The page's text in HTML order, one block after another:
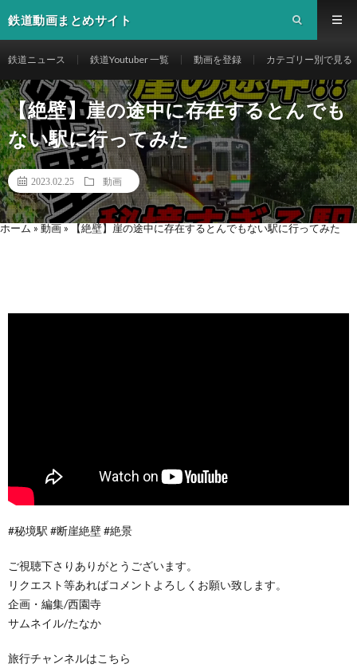
鉄道動画まとめサイト
鉄道ニュース 鉄道Youtuber 一覧 動画を登録 カテゴリー別で見る
【絶壁】崖の途中に存在するとんでも
ない駅に行ってみた
2023.02.25 動画
ホーム » 動画 » 【絶壁】崖の途中に存在するとんでもない駅に行ってみた
#秘境駅 #断崖絶壁 #絶景
ご視聴下さりありがとうございます。
リクエスト等あればコメントよろしくお願い致します。
企画・編集/西園寺
サムネイル/たなか
旅行チャンネルはこちら